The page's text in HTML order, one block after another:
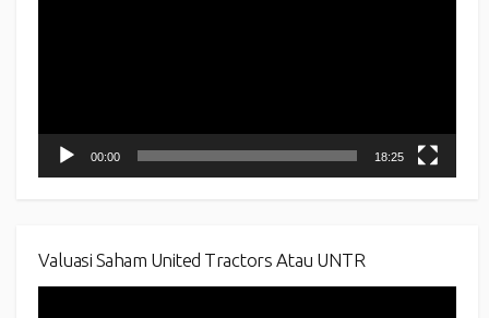
00:00 18:25
Valuasi Saham United Tractors Atau UNTR